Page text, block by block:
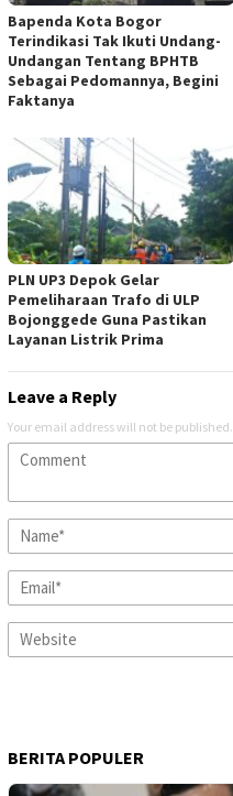
Bapenda Kota Bogor
Terindikasi Tak Ikuti Undang-
Undangan Tentang BPHTB
Sebagai Pedomannya, Begini
Faktanya
PLN UP3 Depok Gelar
Pemeliharaan Trafo di ULP
Bojonggede Guna Pastikan
Layanan Listrik Prima
Leave a Reply
Your email address will not be published.
BERITA POPULER